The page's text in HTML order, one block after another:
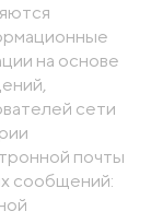
на основе
сети
почты
сообщений: